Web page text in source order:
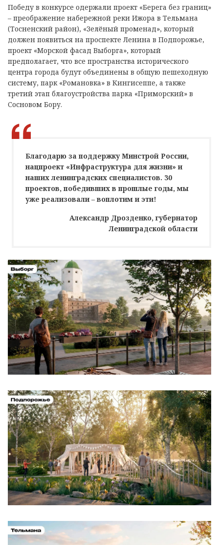
Победу в конкурсе одержали проект «Берега без границ»
– преображение набережной реки Ижора в Тельмана
(Тосненский район), «Зелёный променад», который
должен появиться на проспекте Ленина в Подпорожье,
проект «Морской фасад Выборга», который
предполагает, что все пространства исторического
центра города будут объединены в общую пешеходную
систему, парк «Романовка» в Кингисеппе, а также
третий этап благоустройства парка «Приморский» в
Сосновом Бору.
Благодарю за поддержку Минстрой России,
нацпроект «Инфраструктура для жизни» и
наших ленинградских специалистов. 30
проектов, победивших в прошлые годы, мы
уже реализовали – воплотим и эти!
Александр Дрозденко, губернатор
Ленинградской области